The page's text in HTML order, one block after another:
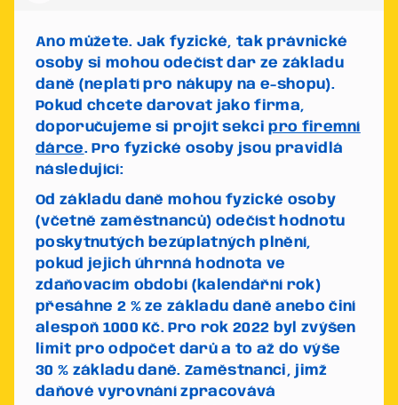
Ano můžete. Jak fyzické, tak právnické
osoby si mohou odečíst dar ze základu
daně (neplatí pro nákupy na e-shopu).
Pokud chcete darovat jako firma,
doporučujeme si projít sekcipro firemní
dárce. Pro fyzické osoby jsou pravidlá
následující:
Od základu daně mohou fyzické osoby
(včetně zaměstnanců) odečíst hodnotu
poskytnutých bezúplatných plnění,
pokud jejich úhrnná hodnota ve
zdaňovacím období (kalendářní rok)
přesáhne 2 % ze základu daně anebo činí
alespoň 1000 Kč. Pro rok 2022 byl zvýšen
limit pro odpočet darů a to až do výše
30 % základu daně.Zaměstnanci, jimž
daňové vyrovnání zpracovává